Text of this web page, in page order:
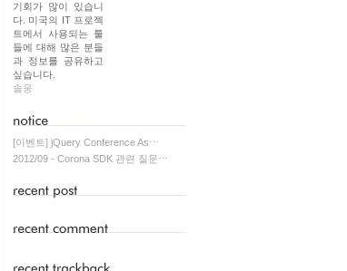
기회가 많이 있습니
다. 미국의 IT 프로젝
트에서 사용되는 툴
들에 대해 많은 분들
과 정보를 공유하고
싶습니다.
솔웅
[이벤트] jQuery Conference As⋯
2012/09 - Corona SDK 관련 질문⋯